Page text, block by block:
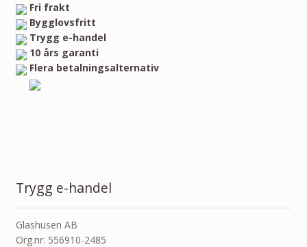
Fri frakt
Bygglovsfritt
Trygg e-handel
10 års garanti
Flera betalningsalternativ
Trygg e-handel
Glashusen AB
Org.nr: 556910-2485